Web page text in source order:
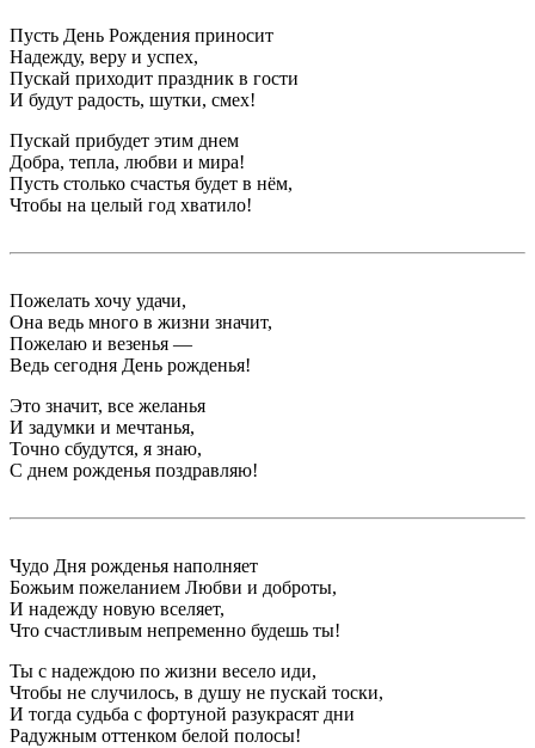
Пусть День Рождения приносит
Надежду, веру и успех,
Пускай приходит праздник в гости
И будут радость, шутки, смех!
Пускай прибудет этим днем
Добра, тепла, любви и мира!
Пусть столько счастья будет в нём,
Чтобы на целый год хватило!
Пожелать хочу удачи,
Она ведь много в жизни значит,
Пожелаю и везенья —
Ведь сегодня День рожденья!
Это значит, все желанья
И задумки и мечтанья,
Точно сбудутся, я знаю,
С днем рожденья поздравляю!
Чудо Дня рожденья наполняет
Божьим пожеланием Любви и доброты,
И надежду новую вселяет,
Что счастливым непременно будешь ты!
Ты с надеждою по жизни весело иди,
Чтобы не случилось, в душу не пускай тоски,
И тогда судьба с фортуной разукрасят дни
Радужным оттенком белой полосы!